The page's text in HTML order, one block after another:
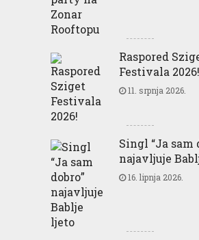
Raspored
Festivala 2026!
11. srpnja 2026.
Singl “Ja sam
najavljuje
16. lipnja 2026.